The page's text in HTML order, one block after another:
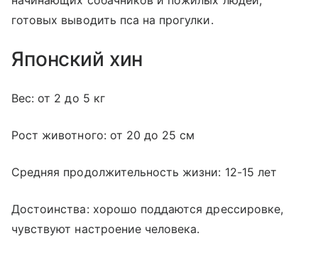
готовых выводить пса на прогулки.
Японский хин
Вес: от 2 до 5 кг
Рост животного: от 20 до 25 см
Средняя продолжительность жизни: 12-15 лет
Достоинства: хорошо поддаются дрессировке,
чувствуют настроение человека.